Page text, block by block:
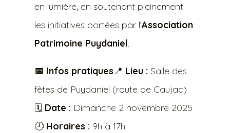
en lumière, en soutenant pleinement
les initiatives portées par l’Association
Patrimoine Puydaniel.
📅 Infos pratiques📍 Lieu : Salle des
fêtes de Puydaniel (route de Caujac)
🗓️ Date : Dimanche 2 novembre 2025
🕘 Horaires : 9h à 17h